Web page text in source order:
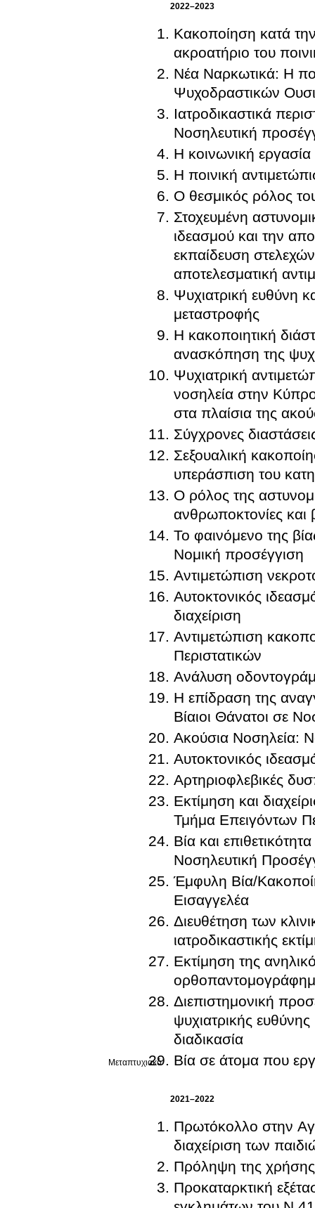
2022–2023
Μεταπτυχιακό
Κακοποίηση κατά
ακροατήριο του
Νέα Ναρκωτικά: Η
Ψυχοδραστικών
Ιατροδικαστικά
Νοσηλευτική
Η κοινωνική
Η ποινική
Ο θεσμικός ρόλος
Στοχευμένη
ιδεασμού και την
εκπαίδευση
αποτελεσματική
Ψυχιατρική ευθύνη
μεταστροφής
Η κακοποιητική
ανασκόπηση της
Ψυχιατρική
νοσηλεία στην
στα πλαίσια της
Σύγχρονες
Σεξουαλική
υπεράσπιση του
Ο ρόλος της
ανθρωποκτονίες και
Το φαινόμενο της
Νομική προσέγγιση
Αντιμετώπιση
Αυτοκτονικός
διαχείριση
Αντιμετώπιση
Περιστατικών
Ανάλυση
Η επίδραση της
Βίαιοι Θάνατοι σε
Ακούσια Νοσηλεία:
Αυτοκτονικός
Αρτηριοφλεβικές
Εκτίμηση και
Τμήμα Επειγόντων
Βία και
Νοσηλευτική
Έμφυλη Βία/
Εισαγγελέα
Διευθέτηση των
ιατροδικαστικής
Εκτίμηση της
Διεπιστημονική
ψυχιατρικής
διαδικασία
Βία σε άτομα που
2021–2022
Πρωτόκολλο στην
Πρόληψη της
Προκαταρκτική